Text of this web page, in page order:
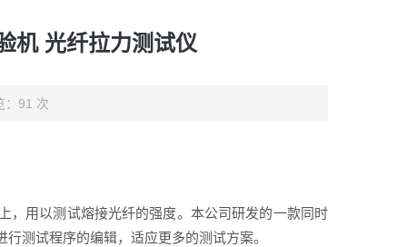
机 光纤拉力测试仪
：91 次
，用以测试熔接光纤的强度。本公司研发的一款同时
测试程序的编辑，适应更多的测试方案。